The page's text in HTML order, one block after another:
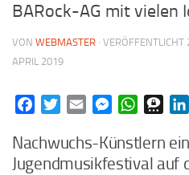
BARock-AG mit vielen
VON WEBMASTER · VERÖFFENTLICHT
APRIL 2019
FacebookTwitterEmail MessengerWhatsApp
Nachwuchs-Künstlern
Jugendmusikfestival auf